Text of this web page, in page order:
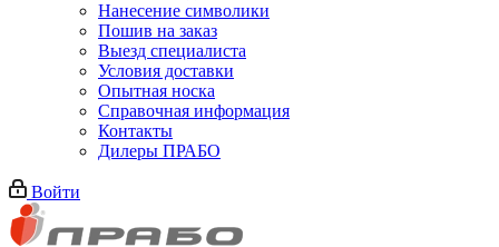
Нанесение символики
Пошив на заказ
Выезд специалиста
Условия доставки
Опытная носка
Справочная информация
Контакты
Дилеры ПРАБО
Войти